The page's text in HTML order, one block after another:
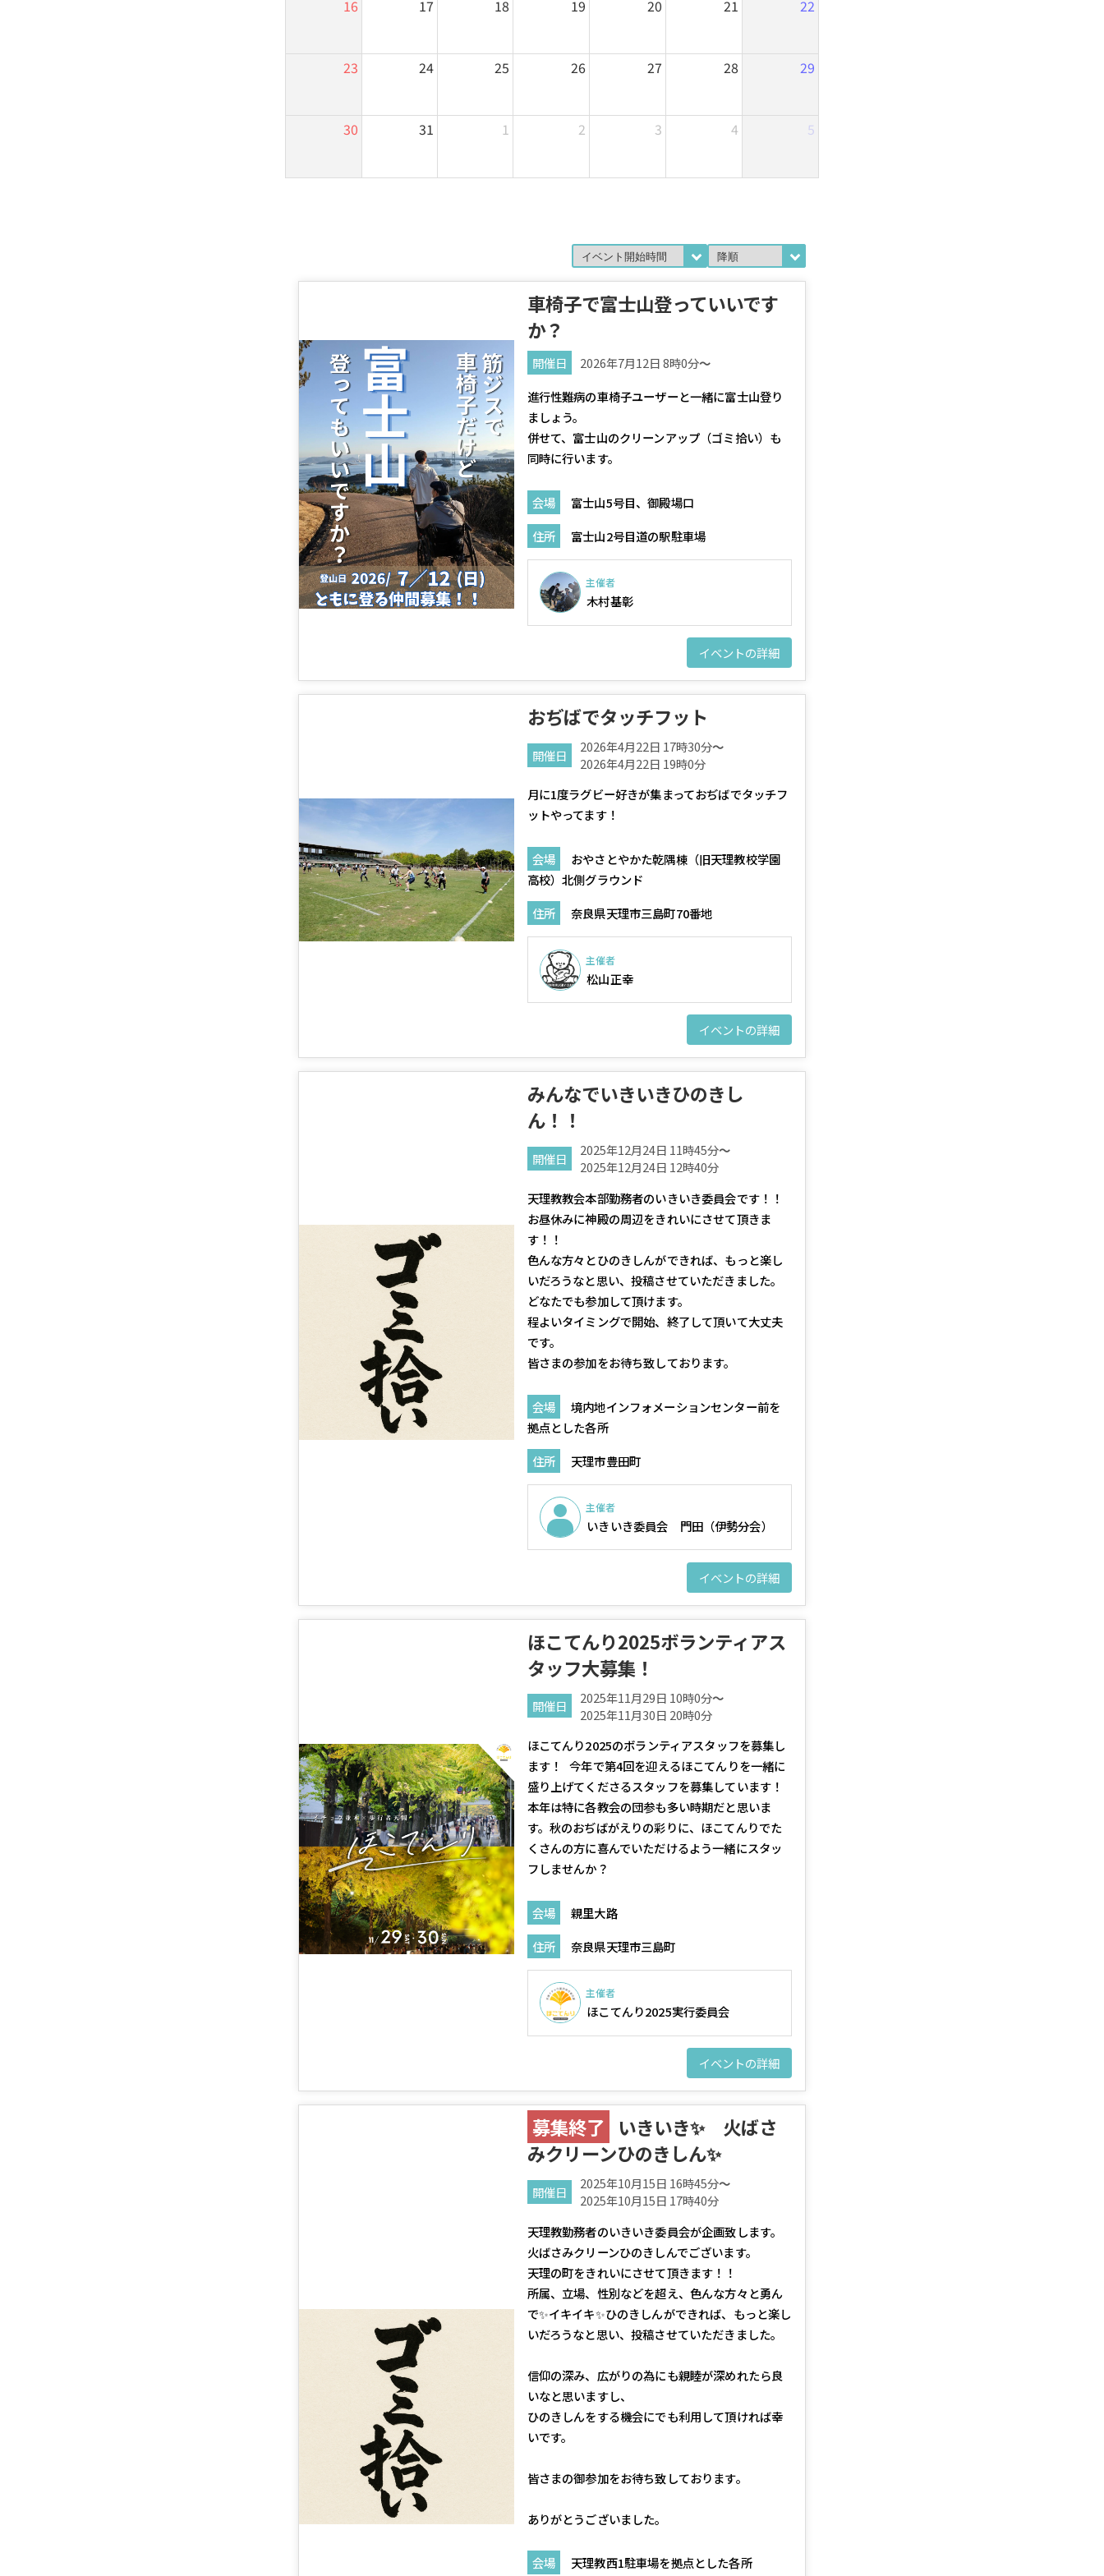
16 17 18 19 20 21 22
23 24 25 26 27 28 29
30 31 1 2 3 4 5
車椅子で富士山登っていいです
か？
開催日 2026年7月12日 8時0分～
進行性難病の車椅子ユーザーと一緒に富士山登り
ましょう。
併せて、富士山のクリーンアップ（ゴミ拾い）も
同時に行います。
会場
富士山5号目、御殿場口
住所
富士山2号目道の駅駐車場
主催者
木村基彰
イベントの詳細
おぢばでタッチフット
開催日 2026年4月22日 17時30分～
2026年4月22日 19時0分
月に1度ラグビー好きが集まっておぢばでタッチフ
ットやってます！
会場
おやさとやかた乾隅棟（旧天理教校学園
高校）北側グラウンド
住所
奈良県天理市三島町70番地
主催者
松山正幸
イベントの詳細
みんなでいきいきひのきし
ん！！
開催日 2025年12月24日 11時45分～
2025年12月24日 12時40分
天理教教会本部勤務者のいきいき委員会です！！
お昼休みに神殿の周辺をきれいにさせて頂きま
す！！
色んな方々とひのきしんができれば、もっと楽し
いだろうなと思い、投稿させていただきました。
どなたでも参加して頂けます。
程よいタイミングで開始、終了して頂いて大丈夫
です。
皆さまの参加をお待ち致しております。
会場
境内地インフォメーションセンター前を
拠点とした各所
住所
天理市豊田町
主催者
いきいき委員会 門田（伊勢分会）
イベントの詳細
ほこてんり2025ボランティアス
タッフ大募集！
開催日 2025年11月29日 10時0分～
2025年11月30日 20時0分
ほこてんり2025のボランティアスタッフを募集し
ます！ 今年で第4回を迎えるほこてんりを一緒に
盛り上げてくださるスタッフを募集しています！
本年は特に各教会の団参も多い時期だと思いま
す。秋のおぢばがえりの彩りに、ほこてんりでた
くさんの方に喜んでいただけるよう一緒にスタッ
フしませんか？
会場
親里大路
住所
奈良県天理市三島町
主催者
ほこてんり2025実行委員会
イベントの詳細
募集終了 いきいき✨ 火ばさ
みクリーンひのきしん✨
開催日 2025年10月15日 16時45分～
2025年10月15日 17時40分
天理教勤務者のいきいき委員会が企画致します。
火ばさみクリーンひのきしんでございます。
天理の町をきれいにさせて頂きます！！
所属、立場、性別などを超え、色んな方々と勇ん
で✨イキイキ✨ひのきしんができれば、もっと楽し
いだろうなと思い、投稿させていただきました。
信仰の深み、広がりの為にも親睦が深めれたら良
いなと思いますし、
ひのきしんをする機会にでも利用して頂ければ幸
いです。
皆さまの御参加をお待ち致しております。
ありがとうございました。
会場 天理教西1駐車場を拠点とした各所